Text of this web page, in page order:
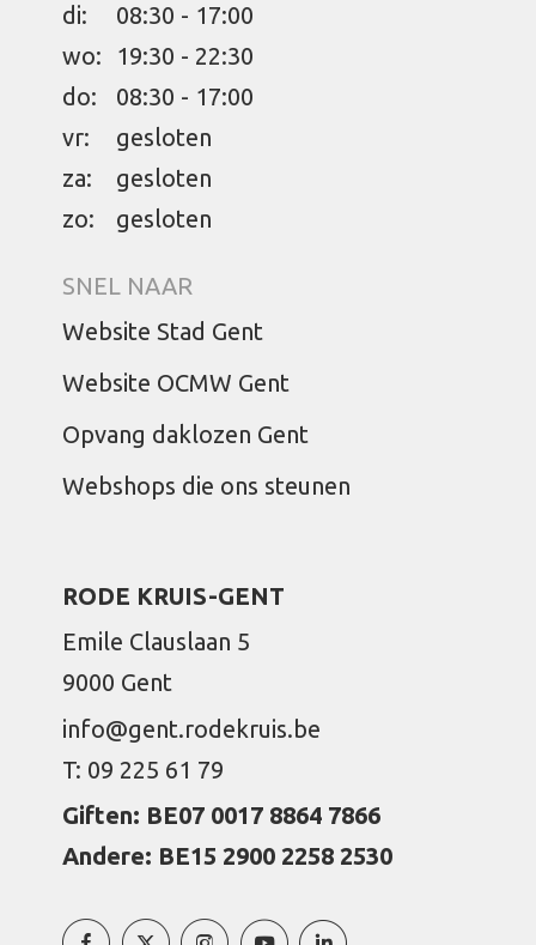
SNEL NAAR
Website Stad Gent
Website OCMW Gent
Opvang daklozen Gent
Webshops die ons steunen
di:
08:30 - 17:00
wo:
19:30 - 22:30
do:
08:30 - 17:00
vr:
gesloten
za:
gesloten
zo:
gesloten
RODE KRUIS-GENT
Emile Clauslaan 5
9000 Gent
info@gent.rodekruis.be
T: 09 225 61 79
Giften: BE07 0017 8864 7866
Andere: BE15 2900 2258 2530